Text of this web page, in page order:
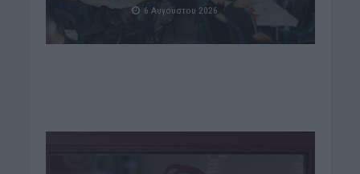
6 Αυγούστου 2026